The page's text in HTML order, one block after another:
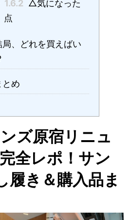
1.6.2 △気になった
点
局、どれを買えばい
とめ
ズ原宿リニュ
全レポ！サン
履き＆購入品ま